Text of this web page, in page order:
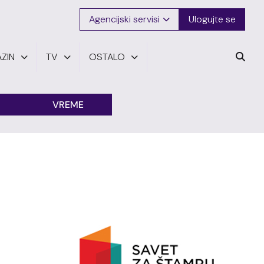
Agencijski servisi Ulogujte se
TV OSTALO
VREME